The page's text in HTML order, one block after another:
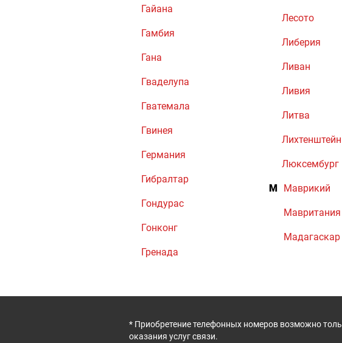
Гайана
Гамбия
Гана
Гваделупа
Гватемала
Гвинея
Германия
Гибралтар
Гондурас
Гонконг
Гренада
Лесото
Либерия
Ливан
Ливия
Литва
Лихтенштейн
Люксембург
М Маврикий
Мавритания
Мадагаскар
* Приобретение телефонных номеров возможно
оказания услуг связи.